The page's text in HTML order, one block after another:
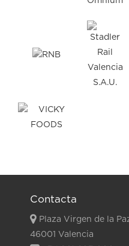
Contacta
Plaza Virgen de la
46001 Valencia